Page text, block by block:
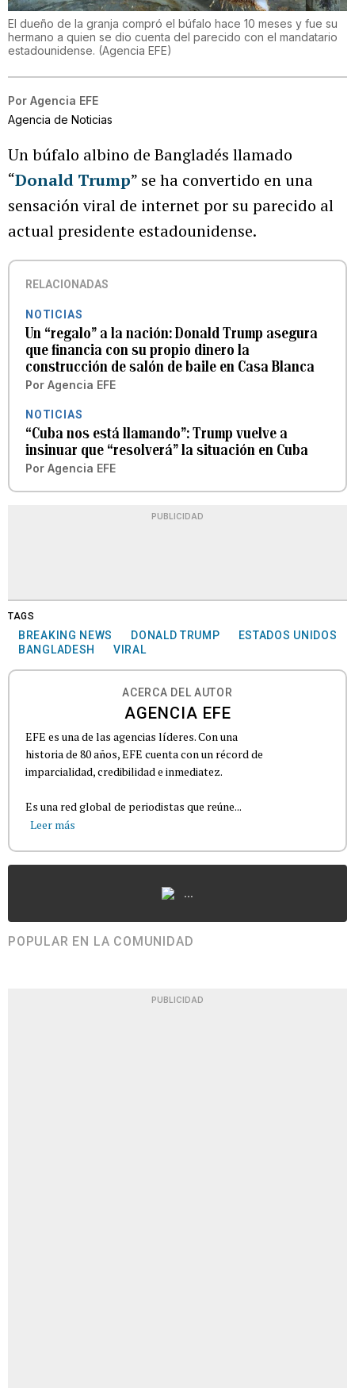
El dueño de la granja compró el búfalo hace 10 meses y fue su
hermano a quien se dio cuenta del parecido con el mandatario
estadounidense. (Agencia EFE)
Por Agencia EFE
Agencia de Noticias
Un búfalo albino de Bangladés llamado
“Donald Trump” se ha convertido en una
sensación viral de internet por su parecido al
actual presidente estadounidense.
RELACIONADAS
NOTICIAS
Un “regalo” a la nación: Donald Trump asegura
que financia con su propio dinero la
construcción de salón de baile en Casa Blanca
Por Agencia EFE
NOTICIAS
“Cuba nos está llamando”: Trump vuelve a
insinuar que “resolverá” la situación en Cuba
Por Agencia EFE
PUBLICIDAD
TAGS
BREAKING NEWS DONALD TRUMP
ESTADOS UNIDOS
BANGLADESH
VIRAL
ACERCA DEL AUTOR
AGENCIA EFE
EFE es una de las agencias líderes. Con una
historia de 80 años, EFE cuenta con un récord de
imparcialidad, credibilidad e inmediatez.
Es una red global de periodistas que reúne...
Leer más
...
POPULAR EN LA COMUNIDAD
PUBLICIDAD